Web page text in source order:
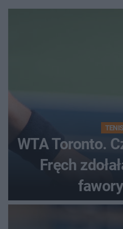
TENIS
WTA Toronto.
Fręch